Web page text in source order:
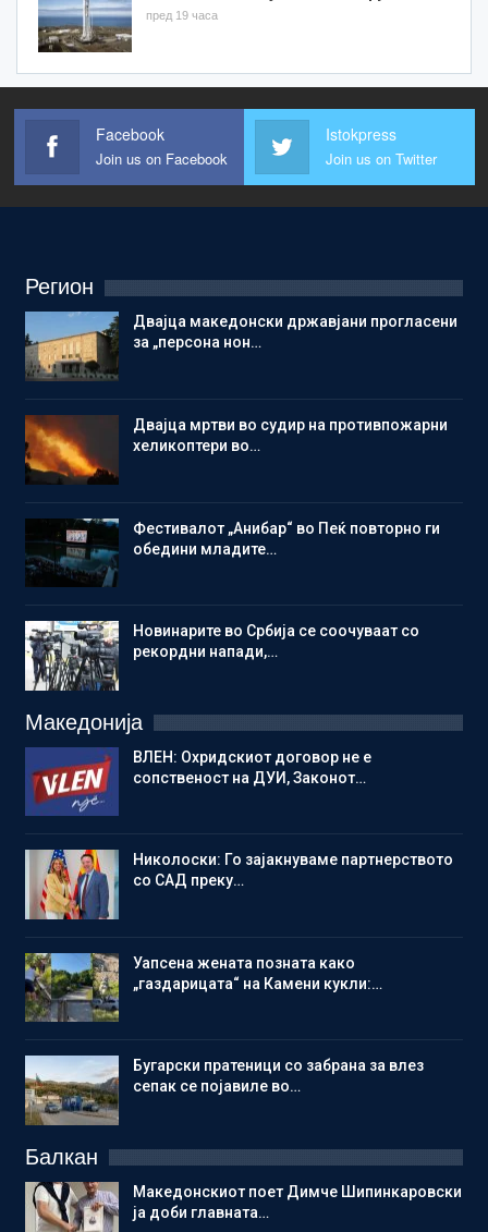
пред 19 часа
Facebook
Join us on Facebook
Istokpress
Join us on Twitter
Регион
Двајца македонски државјани прогласени
за „персона нон…
Двајца мртви во судир на противпожарни
хеликоптери во…
Фестивалот „Анибар“ во Пеќ повторно ги
обедини младите…
Новинарите во Србија се соочуваат со
рекордни напади,…
Македонија
ВЛЕН: Охридскиот договор не е
сопственост на ДУИ, Законот…
Николоски: Го зајакнуваме партнерството
со САД преку…
Уапсена жената позната како
„газдарицата“ на Камени кукли:…
Бугарски пратеници со забрана за влез
сепак се појавиле во…
Балкан
Македонскиот поет Димче Шипинкаровски
ја доби главната…